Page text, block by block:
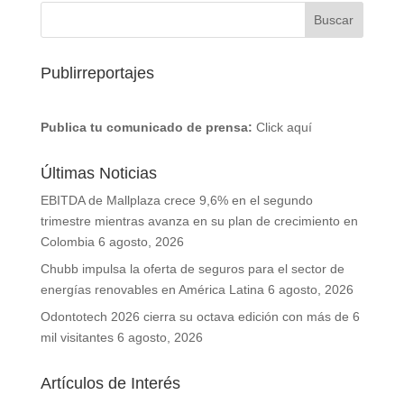
Publirreportajes
Publica tu comunicado de prensa: Click aquí
Últimas Noticias
EBITDA de Mallplaza crece 9,6% en el segundo
trimestre mientras avanza en su plan de crecimiento en
Colombia 6 agosto, 2026
Chubb impulsa la oferta de seguros para el sector de
energías renovables en América Latina 6 agosto, 2026
Odontotech 2026 cierra su octava edición con más de 6
mil visitantes 6 agosto, 2026
Artículos de Interés